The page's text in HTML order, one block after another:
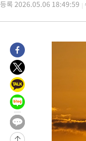
등록 2026.05.06 18:49:59